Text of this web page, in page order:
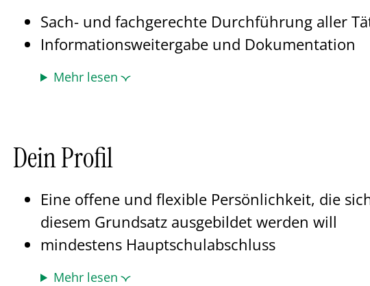
Sach- und fachgerechte Durchführung aller
Informationsweitergabe und Dokumentation
Mehr lesen
Dein Profil
Eine offene und flexible Persönlichkeit, die
diesem Grundsatz ausgebildet werden will
mindestens Hauptschulabschluss
Mehr lesen